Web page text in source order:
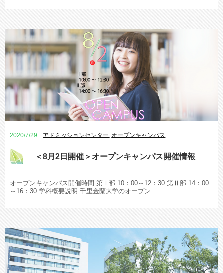
2020/7/29 アドミッションセンター, オープンキャンパス
＜8月2日開催＞オープンキャンパス開催情報
オープンキャンパス開催時間 第Ⅰ部 10：00～12：30 第Ⅱ部 14：00
～16：30 学科概要説明 千里金蘭大学のオープン...